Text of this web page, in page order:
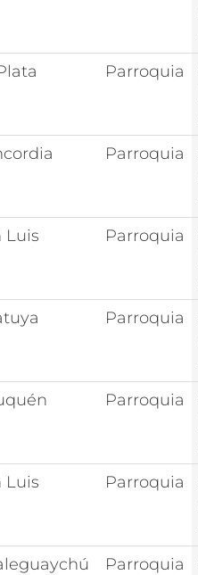
Parroquia
Parroquia
Luis Parroquia
Parroquia
Parroquia
Luis Parroquia
Parroquia